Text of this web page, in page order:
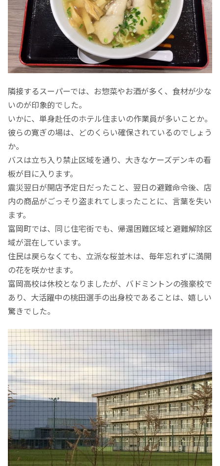
隣接するスーパーでは、お惣菜やお酒が多く、食材が少な
いのが印象的でした。
いかに、単身赴任のホテル住まいの作業員が多いことか。
彼らの寛ぎの場は、どのくらい確保されているのでしょう
か。
バスは立ち入り禁止区域を通り、大きなケーズデンキの看
板が目に入ります。
震災翌日が開店予定日だったこと、翌日の避難命令後、店
内の商品がごっそり盗まれてしまったことに、言葉を失い
ます。
富岡町では、同じ住宅街でも、帰還困難区域と避難解除区
域が混在しています。
住民は戻らなくても、立派な桜並木は、毎年忘れずに満開
の花を咲かせます。
富岡高校は休校となりましたが、バドミントンの強豪校で
あり、大活躍中の桃田選手の出身校であることは、嬉しい
驚きでした。